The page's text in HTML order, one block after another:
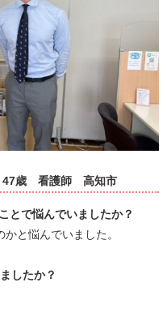
47歳 看護師 高知市
とで悩んでいましたか？
と悩んでいました。
したか？